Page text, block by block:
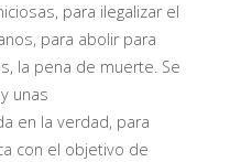
para ilegalizar el
para abolir para
, la pena de muerte. Se
unas
en la verdad, para
con el objetivo de